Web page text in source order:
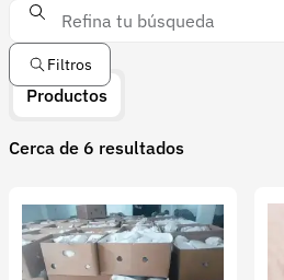
Filtros
Productos
Cerca de 6 resultados
Cuenta
Iniciar sesión
Registrarse
Recuperar contraseña
Soporte
+57 323 2931928